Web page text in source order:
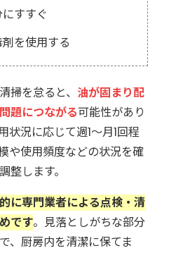
すすぐ
を使用する
掃を怠ると、 油が固まり配
題につながる可能性があり
状況に応じて週1～月1回程
や使用頻度などの状況を確
整します。
に専門業者による点検・清
です。見落としがちな部分
、厨房内を清潔に保てま